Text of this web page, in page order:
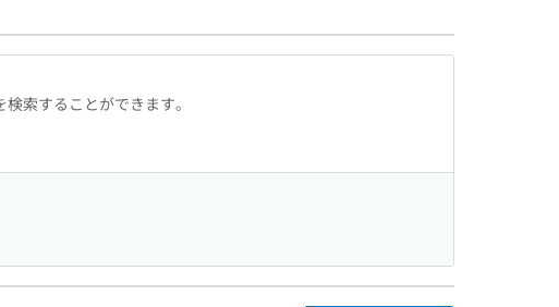
索することができます。